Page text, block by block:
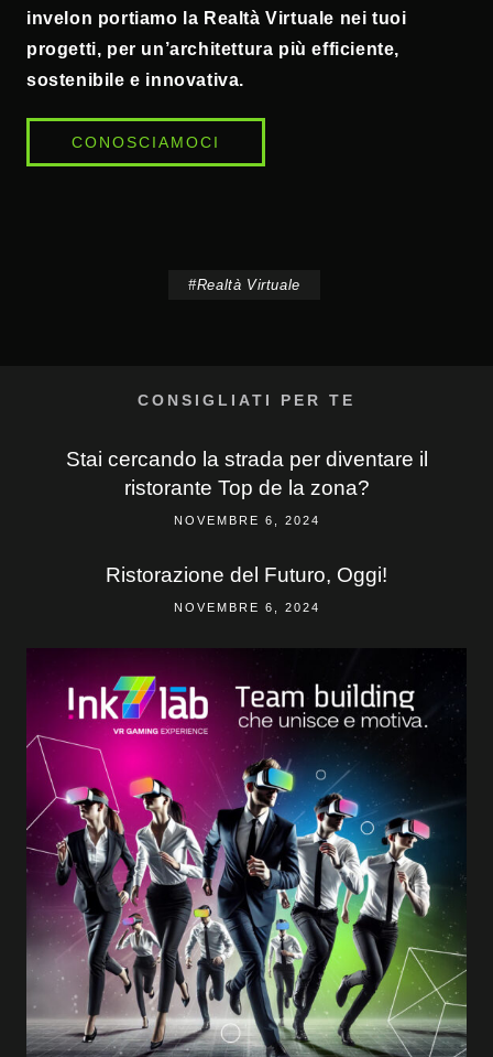
invelon portiamo la Realtà Virtuale nei tuoi
progetti, per un’architettura più efficiente,
sostenibile e innovativa.
CONOSCIAMOCI
#Realtà Virtuale
CONSIGLIATI PER TE
Stai cercando la strada per diventare il
ristorante Top de la zona?
NOVEMBRE 6, 2024
Ristorazione del Futuro, Oggi!
NOVEMBRE 6, 2024